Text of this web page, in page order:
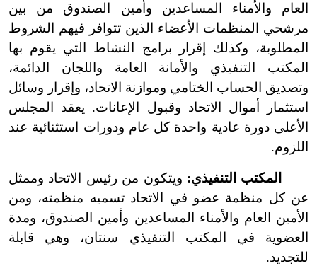
العام والأمناء المساعدين وأمين الصندوق من بين
مرشحي المنظمات الأعضاء الذين تتوافر فيهم الشروط
المطلوبة، وكذلك إقرار برامج النشاط التي يقوم بها
المكتب التنفيذي والأمانة العامة واللجان الدائمة،
وتصديق الحساب الختامي وموازنة الاتحاد، وإقرار وسائل
استثمار أموال الاتحاد وقبول الإعانات. يعقد المجلس
الأعلى دورة عادية واحدة كل عام ودورات استثنائية عند
اللزوم.
المكتب التنفيذي: ويتكون من رئيس الاتحاد وممثل
عن كل منظمة عضو في الاتحاد تسميه منظمته، ومن
الأمين العام والأمناء المساعدين وأمين الصندوق، ومدة
العضوية في المكتب التنفيذي سنتان، وهي قابلة
للتجديد.